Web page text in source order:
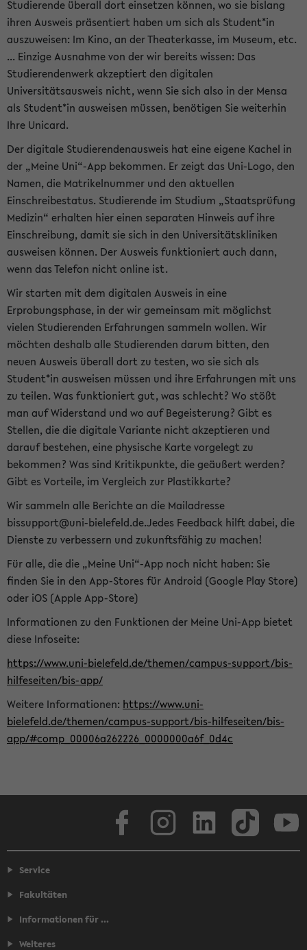
Studierende überall dort einsetzen können, wo sie bislang
ihren Ausweis präsentiert haben um sich als Student*in
auszuweisen: Im Kino, an der Theaterkasse, im Museum, etc.
... Einzige Ausnahme von der wir bereits wissen: Das
Studierendenwerk akzeptiert den digitalen
Universitätsausweis nicht, wenn Sie sich also in der Mensa
als Student*in ausweisen müssen, benötigen Sie weiterhin
Ihre Unicard.
Der digitale Studierendenausweis hat eine eigene Kachel in
der „Meine Uni“-App bekommen. Er zeigt das Uni-Logo, den
Namen, die Matrikelnummer und den aktuellen
Einschreibestatus. Studierende im Studium „Staatsprüfung
Medizin“ erhalten hier einen separaten Hinweis auf ihre
Einschreibung, damit sie sich in den Universitätskliniken
ausweisen können. Der Ausweis funktioniert auch dann,
wenn das Telefon nicht online ist.
Wir starten mit dem digitalen Ausweis in eine
Erprobungsphase, in der wir gemeinsam mit möglichst
vielen Studierenden Erfahrungen sammeln wollen. Wir
möchten deshalb alle Studierenden darum bitten, den
neuen Ausweis überall dort zu testen, wo sie sich als
Student*in ausweisen müssen und ihre Erfahrungen mit uns
zu teilen. Was funktioniert gut, was schlecht? Wo stößt
man auf Widerstand und wo auf Begeisterung? Gibt es
Stellen, die die digitale Variante nicht akzeptieren und
darauf bestehen, eine physische Karte vorgelegt zu
bekommen? Was sind Kritikpunkte, die geäußert werden?
Gibt es Vorteile, im Vergleich zur Plastikkarte?
Wir sammeln alle Berichte an die Mailadresse
bissupport@uni-bielefeld.de.Jedes Feedback hilft dabei, die
Dienste zu verbessern und zukunftsfähig zu machen!
Für alle, die die „Meine Uni“-App noch nicht haben: Sie
finden Sie in den App-Stores für Android (Google Play Store)
oder iOS (Apple App-Store)
Informationen zu den Funktionen der Meine Uni-App bietet
diese Infoseite:
https://www.uni-bielefeld.de/themen/campus-support/bis-
hilfeseiten/bis-app/
Weitere Informationen: https://www.uni-
bielefeld.de/themen/campus-support/bis-hilfeseiten/bis-
app/#comp_00006a262226_0000000a6f_0d4c
Service
Fakultäten
Informationen für ...
Weiteres